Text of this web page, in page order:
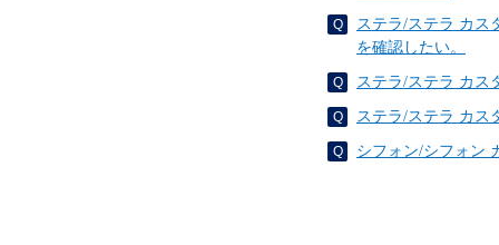
ステラ/ステラ カス
を確認したい。
ステラ/ステラ カス
ステラ/ステラ カス
シフォン/シフォン